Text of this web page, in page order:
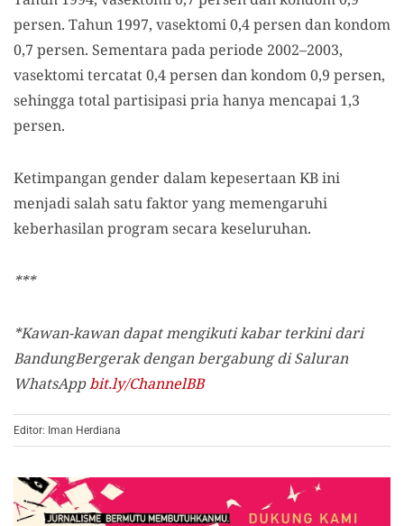
persen. Tahun 1997, vasektomi 0,4 persen dan kondom
0,7 persen. Sementara pada periode 2002–2003,
vasektomi tercatat 0,4 persen dan kondom 0,9 persen,
sehingga total partisipasi pria hanya mencapai 1,3
persen.
Ketimpangan gender dalam kepesertaan KB ini
menjadi salah satu faktor yang memengaruhi
keberhasilan program secara keseluruhan.
***
*Kawan-kawan dapat mengikuti kabar terkini dari
BandungBergerak dengan bergabung di Saluran
WhatsAppbit.ly/ChannelBB
Editor: Iman Herdiana